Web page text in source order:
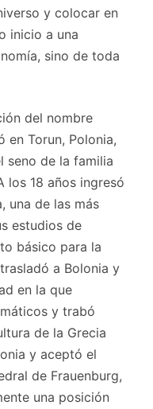
y colocar en
inicio a una
sino de toda
del nombre
en Torun, Polonia,
seno de la familia
los 18 años ingresó
una de las más
estudios de
básico para la
a Bolonia y
en la que
y trabó
de la Grecia
y aceptó el
de Frauenburg,
una posición